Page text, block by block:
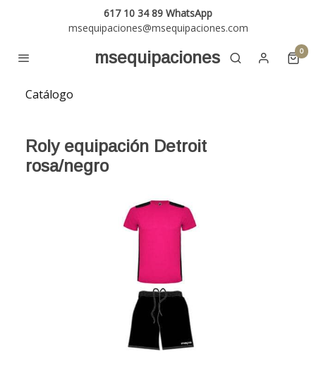
617 10 34 89 WhatsApp
msequipaciones@msequipaciones.com
msequipaciones 0
Catálogo
Roly equipación Detroit
rosa/negro